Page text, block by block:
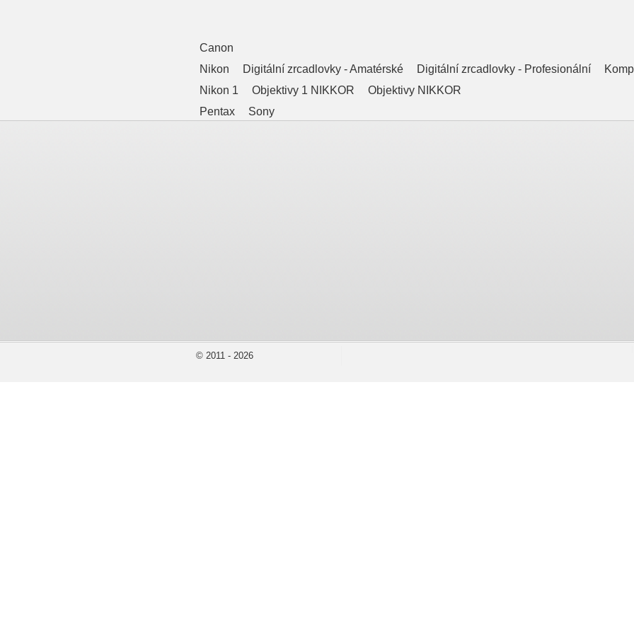
Canon
Nikon
Digitální zrcadlovky - Amatérské Digitální zrcadlovky - Profesionální
Nikon 1
Objektivy 1 NIKKOR
Objektivy NIKKOR
Pentax
Sony
© 2011 - 2026